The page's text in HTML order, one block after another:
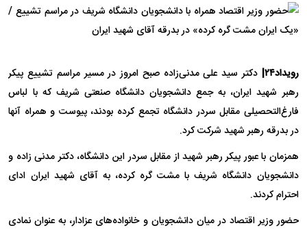
رویداد۲۴|
دکتر سید علی مدنی‌زاده صبح امروز در مسیر مراسم تشییع پیکر
رهبر شهید ایران، به جمع دانشجویان دانشگاه صنعتی شریف که با لباس
فارغ‌التحصیلی مقابل سردر دانشگاه تجمع کرده بودند، پیوست و همراه آنها
در بدرقه رهبر شهید شرکت کرد.
همزمان با عبور پیکر رهبر شهید از مقابل سردر این دانشگاه، دکتر مدنی زاده و
دانشجویان دانشگاه شریف با مشت گره کرده، به آقای شهید ایران ادای
احترام کردند.
حضور وزیر اقتصاد در میان دانشجویان و خانواده‌های عزادار، به عنوان نمادی